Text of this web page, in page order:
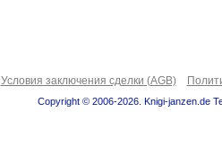
Условия заключения сделки (AGB)
Copyright © 2006-2026. Knigi-janzen.de